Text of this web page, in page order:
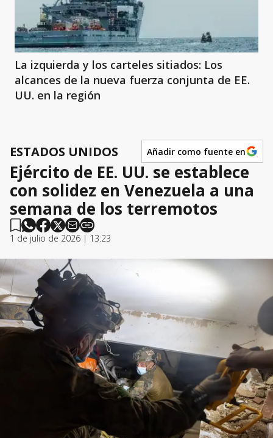
La izquierda y los carteles sitiados: Los
alcances de la nueva fuerza conjunta de EE.
UU. en la región
ESTADOS UNIDOS Añadir como fuente en
Ejército de EE. UU. se establece
con solidez en Venezuela a una
semana de los terremotos
1 de julio de 2026 | 13:23